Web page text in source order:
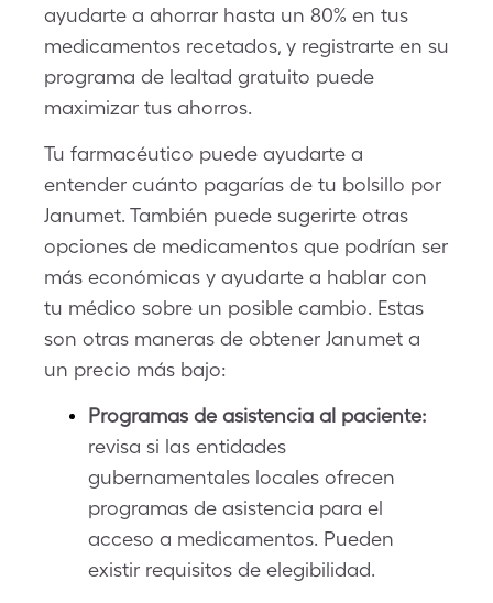
ayudarte a ahorrar hasta un 80% en tus
medicamentos recetados, y registrarte en su
programa de lealtad gratuito puede
maximizar tus ahorros.
Tu farmacéutico puede ayudarte a
entender cuánto pagarías de tu bolsillo por
Janumet. También puede sugerirte otras
opciones de medicamentos que podrían ser
más económicas y ayudarte a hablar con
tu médico sobre un posible cambio. Estas
son otras maneras de obtener Janumet a
un precio más bajo:
Programas de asistencia al paciente:
revisa si las entidades
gubernamentales locales ofrecen
programas de asistencia para el
acceso a medicamentos. Pueden
existir requisitos de elegibilidad.